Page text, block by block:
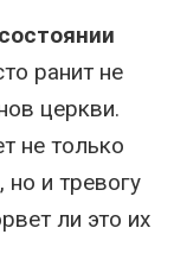
ранит не
церкви.
не только
но и тревогу
ли это их